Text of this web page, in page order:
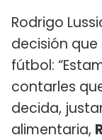
Rodrigo
decisión
fútbol:
contarles
decida,
alimentaria,